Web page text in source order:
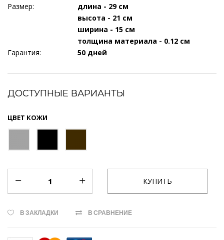
Размер:
длина - 29 см
высота - 21 см
ширина - 15 см
толщина материала - 0.12 см
Гарантия:
50 дней
ДОСТУПНЫЕ ВАРИАНТЫ
ЦВЕТ КОЖИ
В ЗАКЛАДКИ В СРАВНЕНИЕ